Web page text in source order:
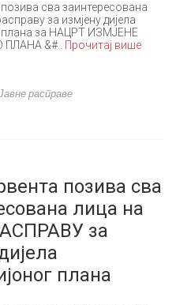
сва заинтересована
за измјену дијела
плана за НАЦРТ ИЗМЈЕНЕ
&#..
Прочитај више
расправе
позива сва
лица на
за
плана